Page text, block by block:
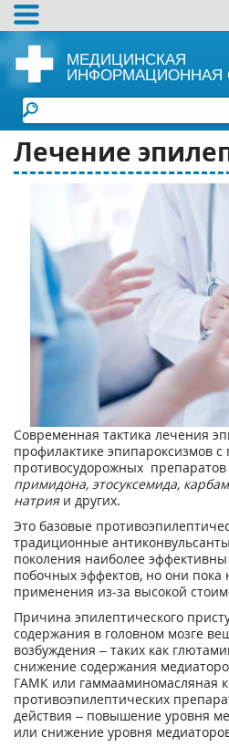
МЕДИЦИНСКАЯ
ИНФОРМАЦИОННАЯ
Лечение
Современная тактика лечения
профилактике эпипароксизмов
противосудорожных препаратов
примидона, этосуксемида,
натрияи других.
Это базовые
традиционные
поколения наиболее
побочных эффектов, но они
применения из-за высокой
Причина эпилептического
содержания в головном мозге
возбуждения – таких как
снижение содержания
ГАМК или гаммааминомасляная
противоэпилептических
действия – повышение уровня
или снижение уровня